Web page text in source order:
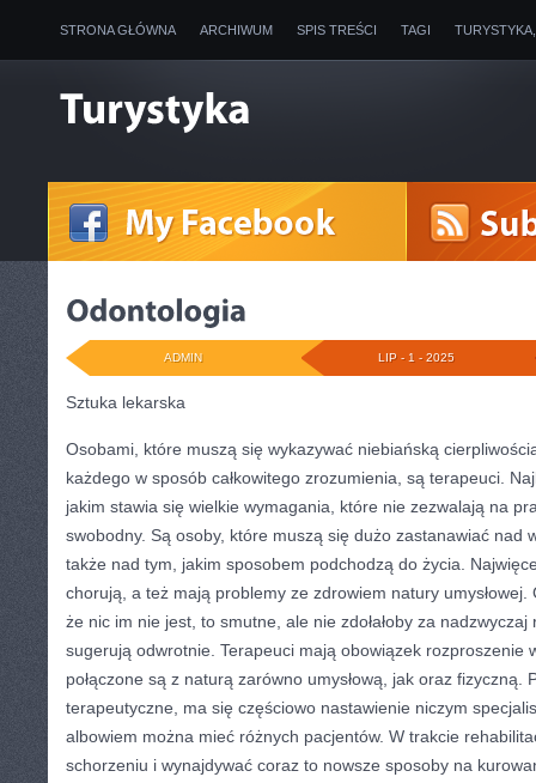
STRONA GŁÓWNA ARCHIWUM SPIS TREŚCI TAGI
LIP - 1 - 2025
ADMIN
Sztuka lekarska
Osobami, które muszą się wykazywać niebiańską
każdego w sposób całkowitego zrozumienia, są terapeuci.
jakim stawia się wielkie wymagania, które nie zezwalają na
swobodny. Są osoby, które muszą się dużo zastanawiać nad
także nad tym, jakim sposobem podchodzą do życia.
chorują, a też mają problemy ze zdrowiem natury umysłowej.
że nic im nie jest, to smutne, ale nie zdołałoby za
sugerują odwrotnie. Terapeuci mają obowiązek rozproszenie
połączone są z naturą zarówno umysłową, jak oraz fizyczną.
terapeutyczne, ma się częściowo nastawienie niczym
albowiem można mieć różnych pacjentów. W trakcie
schorzeniu i wynajdywać coraz to nowsze sposoby na